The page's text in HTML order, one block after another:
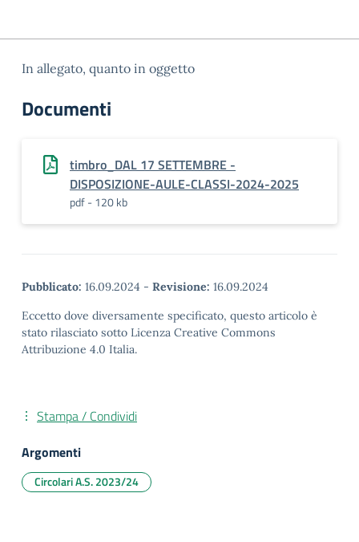
In allegato, quanto in oggetto
Documenti
timbro_DAL 17 SETTEMBRE -
DISPOSIZIONE-AULE-CLASSI-2024-2025
pdf - 120 kb
Pubblicato: 16.09.2024 - Revisione: 16.09.2024
Eccetto dove diversamente specificato, questo articolo è
stato rilasciato sotto Licenza Creative Commons
Attribuzione 4.0 Italia.
Stampa / Condividi
Argomenti
Circolari A.S. 2023/24